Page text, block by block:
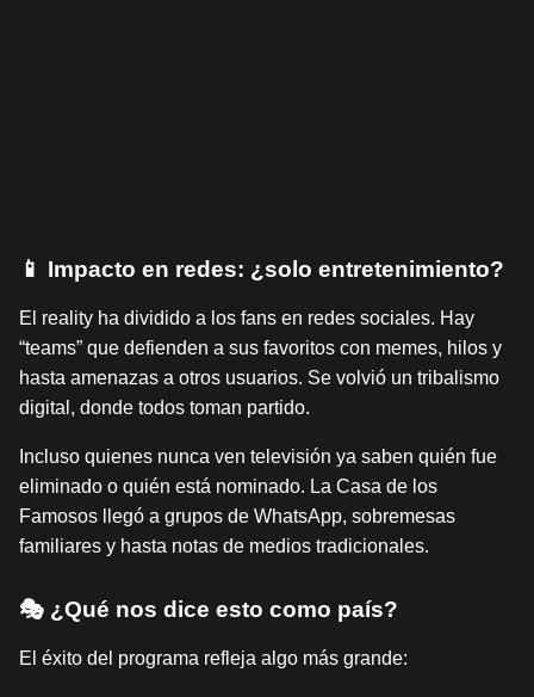
📱 Impacto en redes: ¿solo entretenimiento?
El reality ha dividido a los fans en redes sociales. Hay
“teams” que defienden a sus favoritos con memes, hilos y
hasta amenazas a otros usuarios. Se volvió un tribalismo
digital, donde todos toman partido.
Incluso quienes nunca ven televisión ya saben quién fue
eliminado o quién está nominado. La Casa de los
Famosos llegó a grupos de WhatsApp, sobremesas
familiares y hasta notas de medios tradicionales.
🎭 ¿Qué nos dice esto como país?
El éxito del programa refleja algo más grande: